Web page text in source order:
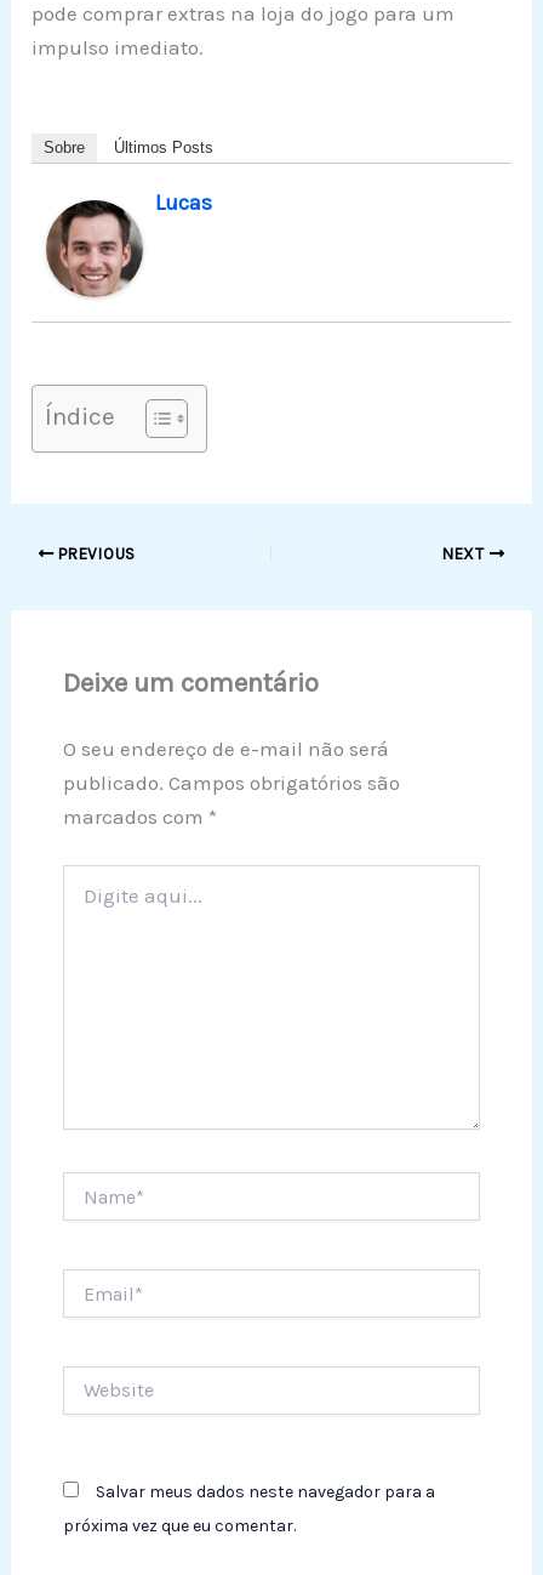
pode comprar extras na loja do jogo para um
impulso imediato.
Sobre Últimos Posts
Lucas
Índice
PREVIOUS NEXT
Deixe um comentário
O seu endereço de e-mail não será
publicado. Campos obrigatórios são
marcados com *
aqui...
Salvar meus dados neste navegador para a
próxima vez que eu comentar.